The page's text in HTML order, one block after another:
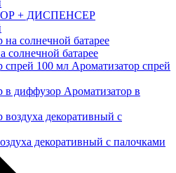
+ ДИСПЕНСЕР
солнечной батарее
Ароматизатор спрей
Ароматизатор в
декоративный с палочками